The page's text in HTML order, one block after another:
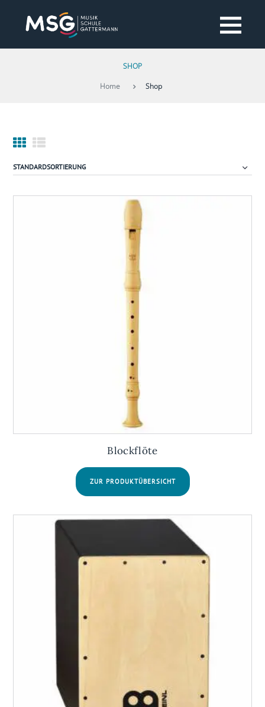
SHOP
Home Shop
Blockflöte
ZUR PRODUKTÜBERSICHT